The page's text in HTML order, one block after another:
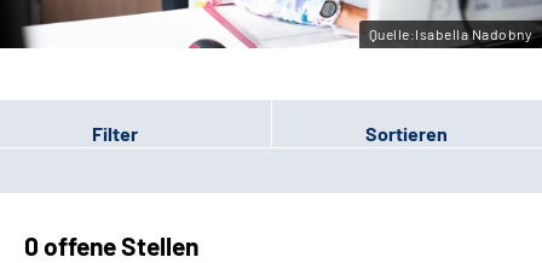
Gebärdensprache
Quelle:Isabella Nadobny
Filter Sortieren
0 offene Stellen